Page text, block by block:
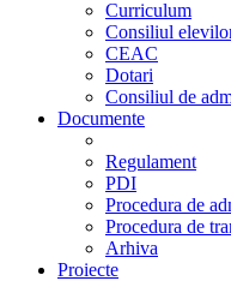
Curriculum
Consiliul
CEAC
Dotari
Consiliul de
Documente
Regulament
PDI
Procedura de
Procedura de
Arhiva
Proiecte